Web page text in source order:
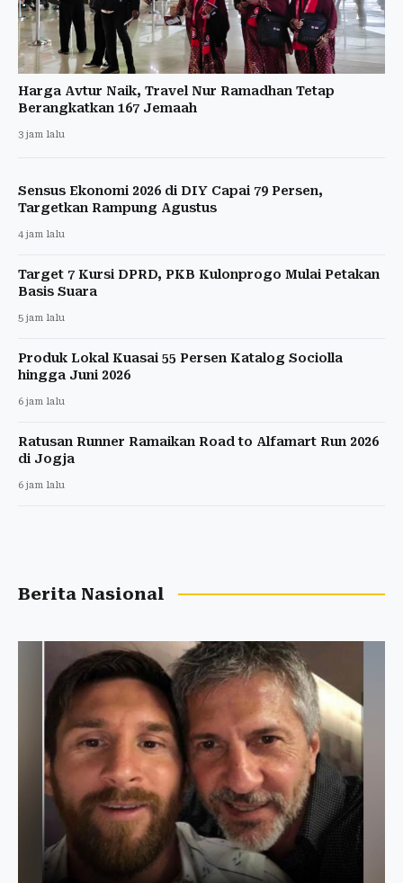
Harga Avtur Naik, Travel Nur Ramadhan Tetap
Berangkatkan 167 Jemaah
3 jam lalu
Sensus Ekonomi 2026 di DIY Capai 79 Persen,
Targetkan Rampung Agustus
4 jam lalu
Target 7 Kursi DPRD, PKB Kulonprogo Mulai Petakan
Basis Suara
5 jam lalu
Produk Lokal Kuasai 55 Persen Katalog Sociolla
hingga Juni 2026
6 jam lalu
Ratusan Runner Ramaikan Road to Alfamart Run 2026
di Jogja
6 jam lalu
Berita Nasional